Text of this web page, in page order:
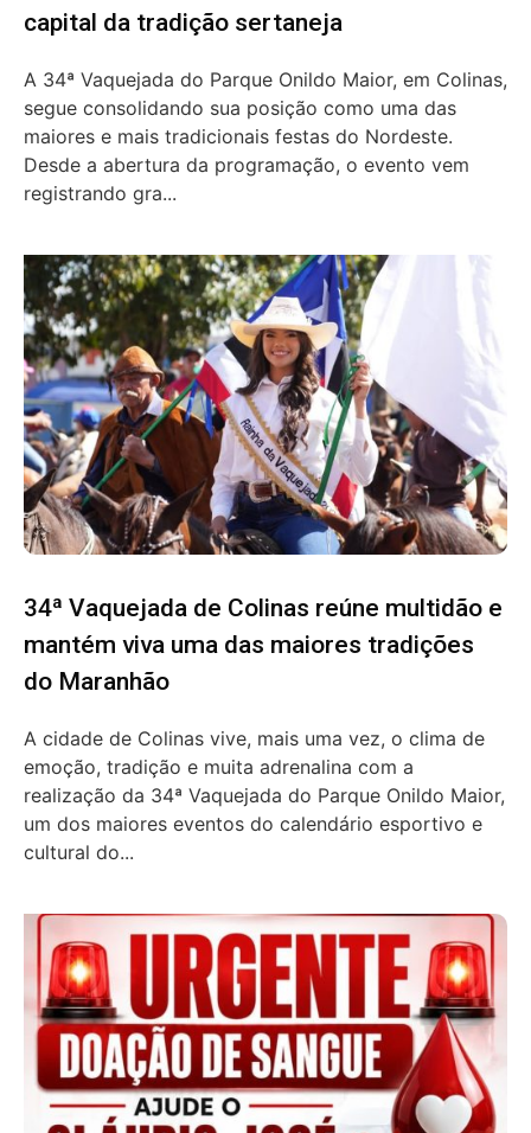
capital da tradição sertaneja
A 34ª Vaquejada do Parque Onildo Maior, em Colinas,
segue consolidando sua posição como uma das
maiores e mais tradicionais festas do Nordeste.
Desde a abertura da programação, o evento vem
registrando gra...
34ª Vaquejada de Colinas reúne multidão e
mantém viva uma das maiores tradições
do Maranhão
A cidade de Colinas vive, mais uma vez, o clima de
emoção, tradição e muita adrenalina com a
realização da 34ª Vaquejada do Parque Onildo Maior,
um dos maiores eventos do calendário esportivo e
cultural do...